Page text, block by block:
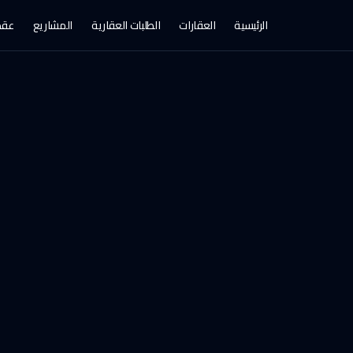
الرئيسية العقارات الطلبات العقارية المشاريع